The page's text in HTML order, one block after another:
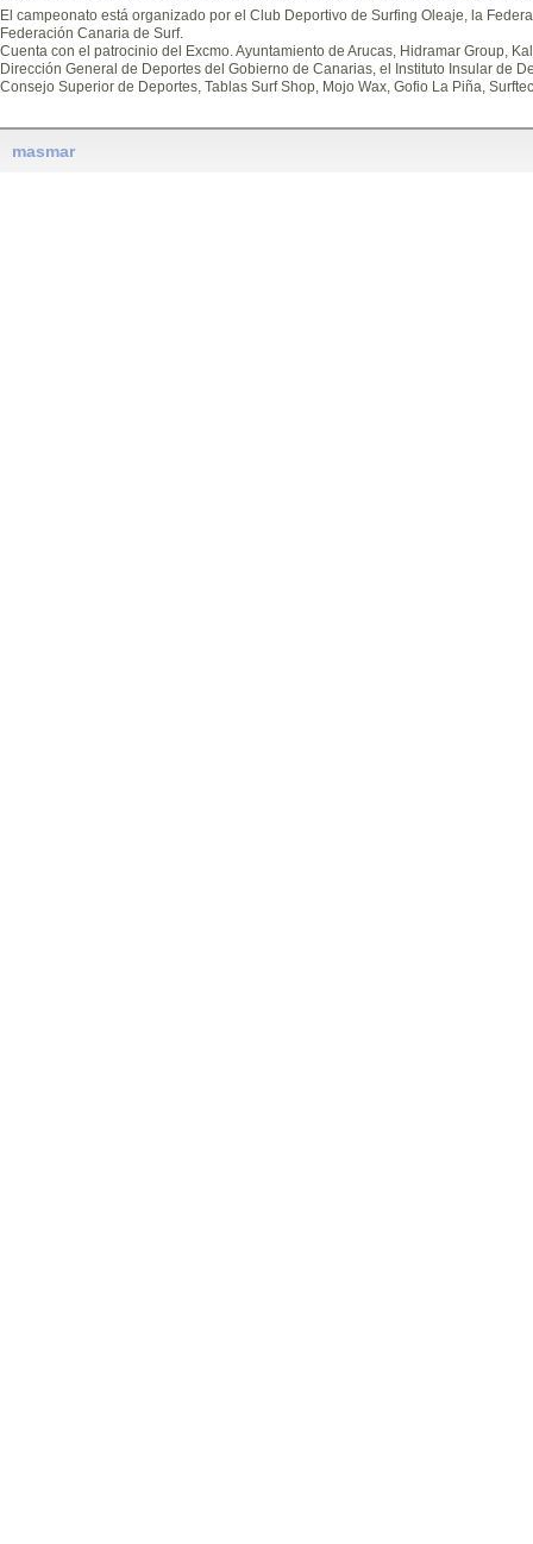
El campeonato está organizado por el Club Deportivo de Surfing Oleaje, la
Federación Canaria de Surf.
Cuenta con el patrocinio del Excmo. Ayuntamiento de Arucas, Hidramar Group,
Dirección General de Deportes del Gobierno de Canarias, el Instituto Insular de
Consejo Superior de Deportes, Tablas Surf Shop, Mojo Wax, Gofio La Piña,
masmar